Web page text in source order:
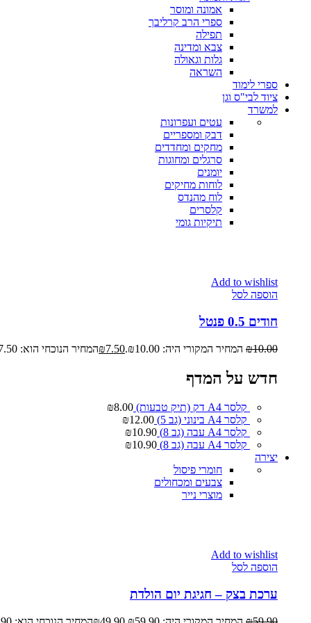
אמונה ומוסר
ספרי הרב קרליבך
תפילה
צבא ומדינה
גלות וגאולה
השראה
ספרי לימוד
ציוד לבי"ס וגן
למשרד
עטים ועפרונות
דבק ומספריים
מחקים ומחדדים
סרגלים ומחוגות
יומנים
לוחות מחיקים
לוח מהנדס
קלסרים
תיקיות גומי
Add to wishlist
הוספה לסל
חודים 0.5 פנטל
₪10.00 המחיר המקורי היה: ₪10.00. ₪7.50 המחיר הנוכחי הוא: ₪7.50.
חדש על המדף
קלסר A4 דק (תיק טבעות) ₪8.00
קלסר A4 בינוני (גב 5)
₪12.00
קלסר A4 עבה (גב 8)
₪10.90
קלסר A4 עבה (גב 8)
₪10.90
יצירה
חומרי פיסול
צבעים ומכחולים
מוצרי נייר
Add to wishlist
הוספה לסל
ערכת בצק – חגיגת יום הולדת